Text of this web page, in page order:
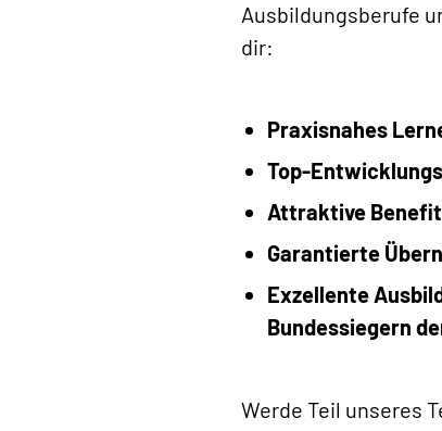
Ausbildungsberufe
dir:
Praxisnahes
Top-
Attraktive
Garantierte
Exzellente
Bundessiegern
Werde Teil unseres